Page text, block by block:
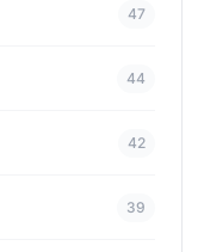
47
44
42
39